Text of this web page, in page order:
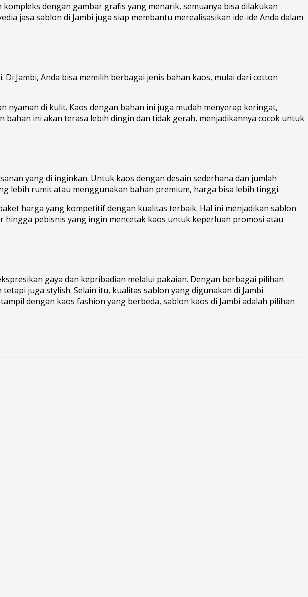
dengan gambar grafis yang menarik, semuanya bisa dilakukan
jasa sablon di Jambi juga siap membantu merealisasikan ide-ide Anda dalam
Jambi, Anda bisa memilih berbagai jenis bahan kaos, mulai dari cotton
di kulit. Kaos dengan bahan ini juga mudah menyerap keringat,
ini akan terasa lebih dingin dan tidak gerah, menjadikannya cocok untuk
yang di inginkan. Untuk kaos dengan desain sederhana dan jumlah
lebih rumit atau menggunakan bahan premium, harga bisa lebih tinggi.
harga yang kompetitif dengan kualitas terbaik. Hal ini menjadikan sablon
pebisnis yang ingin mencetak kaos untuk keperluan promosi atau
gaya dan kepribadian melalui pakaian. Dengan berbagai pilihan
juga stylish. Selain itu, kualitas sablon yang digunakan di Jambi
dengan kaos fashion yang berbeda, sablon kaos di Jambi adalah pilihan